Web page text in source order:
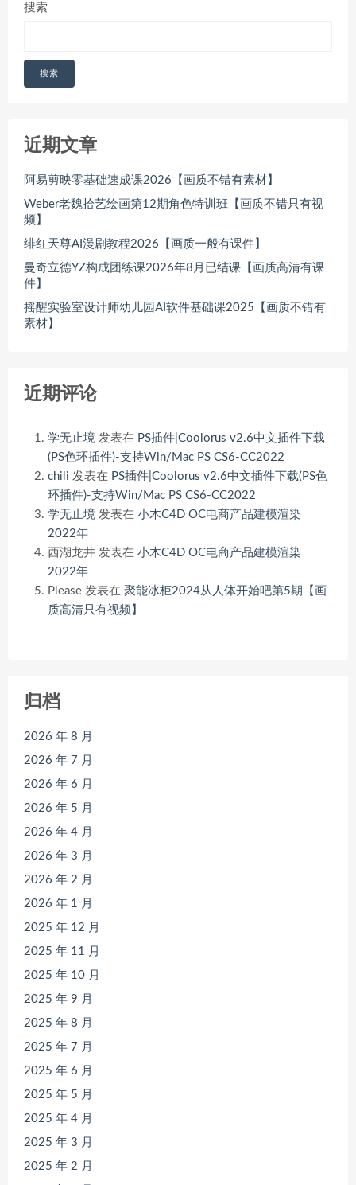
搜索
搜索
近期文章
阿易剪映零基础速成课2026【画质不错有素材】
Weber老魏拾艺绘画第12期角色特训班【画质不错只有视
频】
绯红天尊AI漫剧教程2026【画质一般有课件】
曼奇立德YZ构成团练课2026年8月已结课【画质高清有课
件】
摇醒实验室设计师幼儿园AI软件基础课2025【画质不错有
素材】
近期评论
学无止境 发表在 PS插件|Coolorus v2.6中文插件下载
(PS色环插件)-支持Win/Mac PS CS6-CC2022
chili 发表在 PS插件|Coolorus v2.6中文插件下载(PS色
环插件)-支持Win/Mac PS CS6-CC2022
学无止境 发表在 小木C4D OC电商产品建模渲染
2022年
西湖龙井 发表在 小木C4D OC电商产品建模渲染
2022年
Please 发表在 聚能冰柜2024从人体开始吧第5期【画
质高清只有视频】
归档
2026 年 8 月
2026 年 7 月
2026 年 6 月
2026 年 5 月
2026 年 4 月
2026 年 3 月
2026 年 2 月
2026 年 1 月
2025 年 12 月
2025 年 11 月
2025 年 10 月
2025 年 9 月
2025 年 8 月
2025 年 7 月
2025 年 6 月
2025 年 5 月
2025 年 4 月
2025 年 3 月
2025 年 2 月